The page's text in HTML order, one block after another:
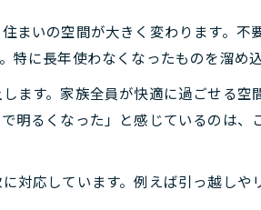
まいの空間が大きく変わります。不
に長年使わなくなったものを溜め
ます。家族全員が快適に過ごせる
明るくなった」と感じているのは
対応しています。例えば引っ越し